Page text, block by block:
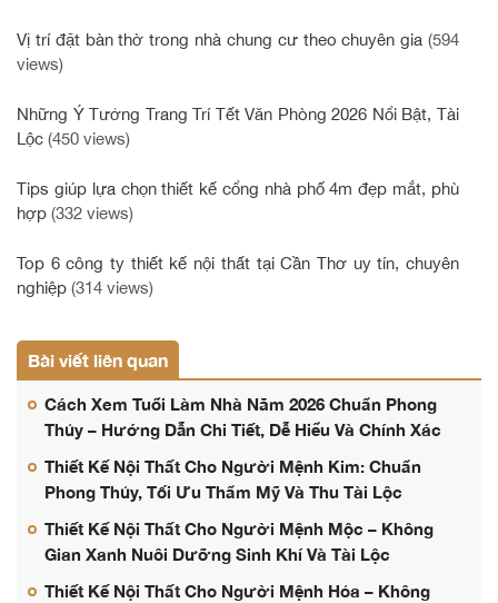
Vị trí đặt bàn thờ trong nhà chung cư theo chuyên gia (594
views)
Những Ý Tưởng Trang Trí Tết Văn Phòng 2026 Nổi Bật, Tài
Lộc (450 views)
Tips giúp lựa chọn thiết kế cổng nhà phố 4m đẹp mắt, phù
hợp (332 views)
Top 6 công ty thiết kế nội thất tại Cần Thơ uy tín, chuyên
nghiệp (314 views)
Bài viết liên quan
Cách Xem Tuổi Làm Nhà Năm 2026 Chuẩn Phong
Thủy – Hướng Dẫn Chi Tiết, Dễ Hiểu Và Chính Xác
Thiết Kế Nội Thất Cho Người Mệnh Kim: Chuẩn
Phong Thủy, Tối Ưu Thẩm Mỹ Và Thu Tài Lộc
Thiết Kế Nội Thất Cho Người Mệnh Mộc – Không
Gian Xanh Nuôi Dưỡng Sinh Khí Và Tài Lộc
Thiết Kế Nội Thất Cho Người Mệnh Hỏa – Không